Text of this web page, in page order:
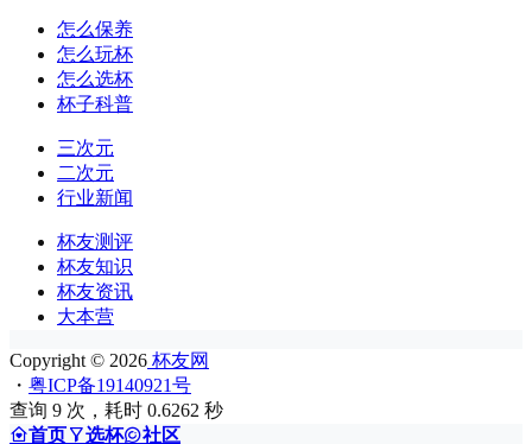
怎么保养
怎么玩杯
怎么选杯
杯子科普
三次元
二次元
行业新闻
杯友测评
杯友知识
杯友资讯
大本营
Copyright © 2026 杯友网
・ 粤ICP备19140921号
查询 9 次，耗时 0.6262 秒
首页
选杯 社区